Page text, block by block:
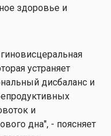
здоровье и
устраняет
дисбаланс и
и
дна", - поясняет